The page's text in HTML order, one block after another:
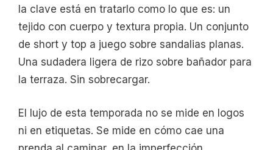
la clave está en tratarlo como lo que es: un
tejido con cuerpo y textura propia. Un conjunto
de short y top a juego sobre sandalias planas.
Una sudadera ligera de rizo sobre bañador para
la terraza. Sin sobrecargar.
El lujo de esta temporada no se mide en logos
ni en etiquetas. Se mide en cómo cae una